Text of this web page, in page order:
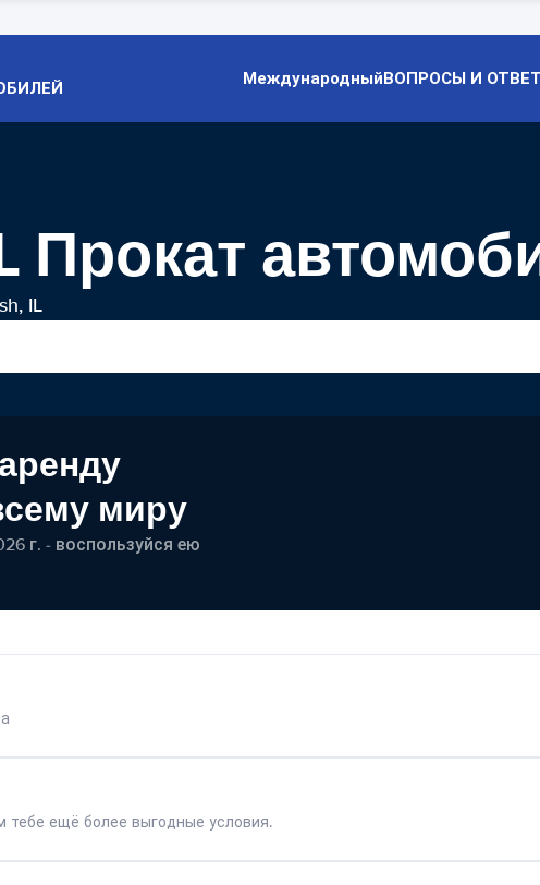
МеждународныйВОПРОСЫ И
Прокат
IL
миру
г. - воспользуйся ею
ещё более выгодные условия.